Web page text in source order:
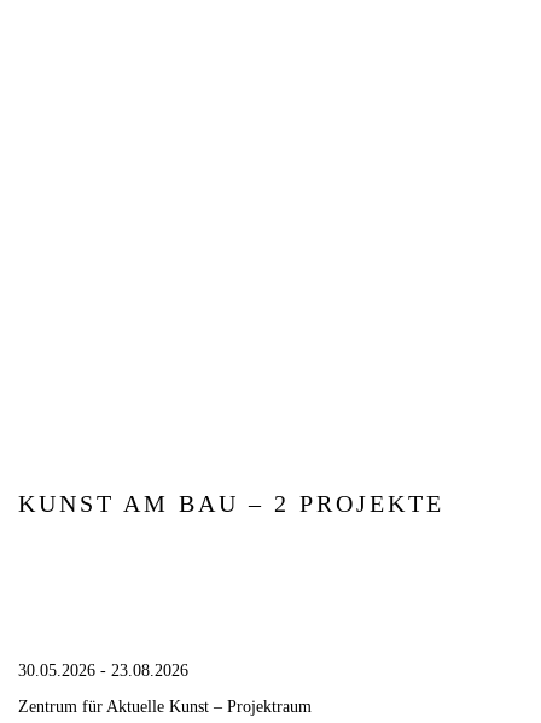
KUNST AM BAU – 2 PROJEKTE
30.05.2026 - 23.08.2026
Zentrum für Aktuelle Kunst – Projektraum